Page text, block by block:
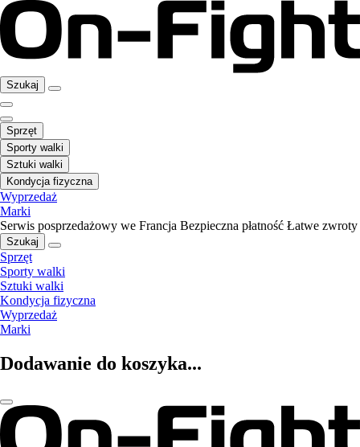
Szukaj
Sprzęt
Sporty walki
Sztuki walki
Kondycja fizyczna
Wyprzedaż
Marki
Serwis posprzedażowy we Francja Bezpieczna płatność Łatwe zwroty
Szukaj
Sprzęt
Sporty walki
Sztuki walki
Kondycja fizyczna
Wyprzedaż
Marki
Dodawanie do koszyka...